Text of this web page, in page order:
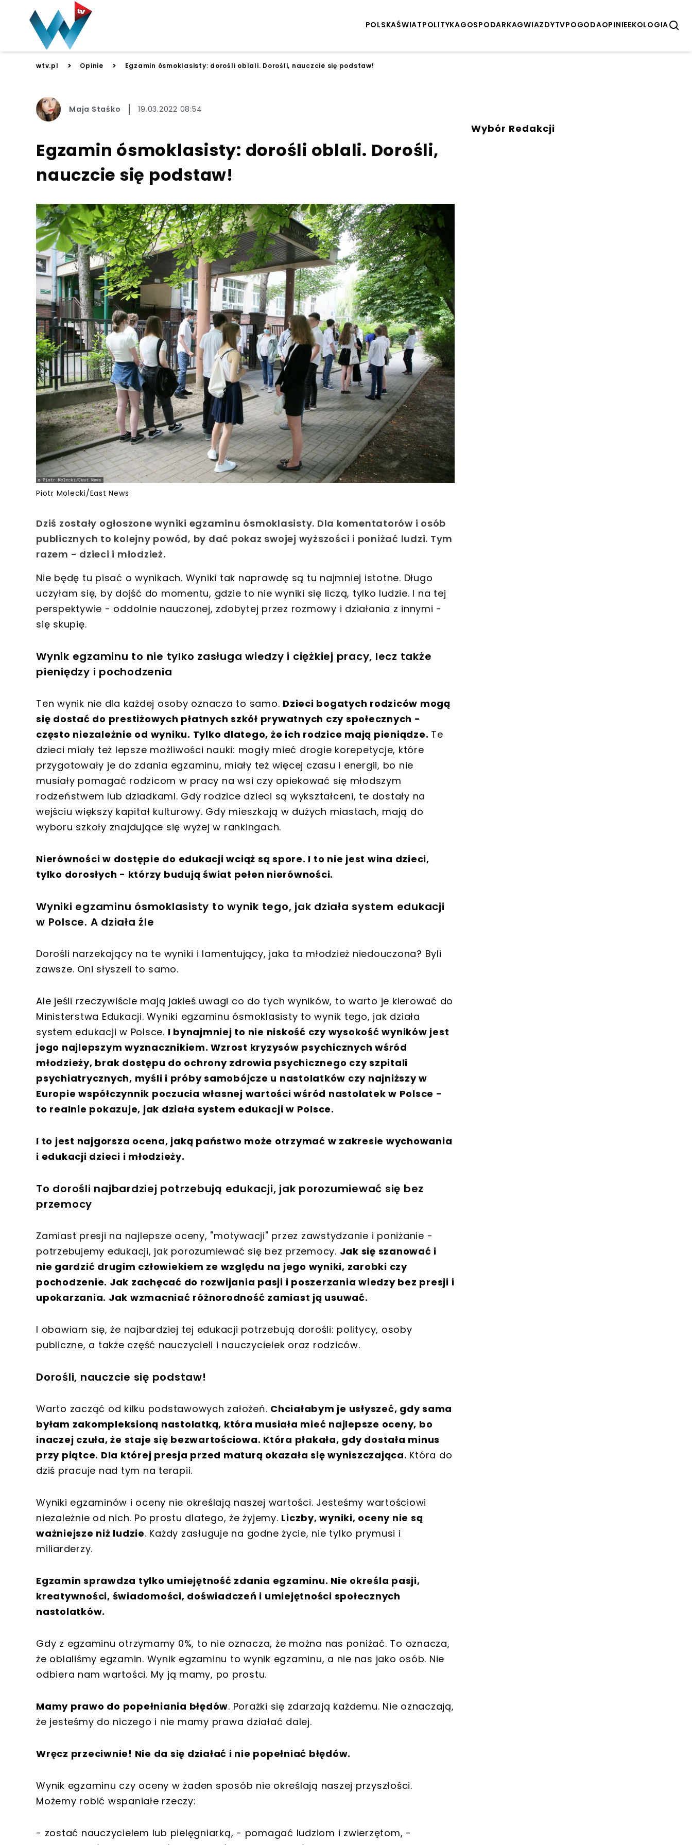
POLSKAŚWIATPOLITYKAGOSPODARKAGWIAZDYTVPOGODAOPINIEEKOLOGIA
wtv.pl > Opinie > Egzamin ósmoklasisty: dorośli oblali. Dorośli, nauczcie się podstaw!
Maja Staśko 19.03.2022 08:54
Egzamin ósmoklasisty: dorośli oblali. Dorośli,
nauczcie się podstaw!
Piotr Molecki/East News
Dziś zostały ogłoszone wyniki egzaminu ósmoklasisty. Dla komentatorów i osób
publicznych to kolejny powód, by dać pokaz swojej wyższości i poniżać ludzi. Tym
razem - dzieci i młodzież.
Nie będę tu pisać o wynikach. Wyniki tak naprawdę są tu najmniej istotne. Długo
uczyłam się, by dojść do momentu, gdzie to nie wyniki się liczą, tylko ludzie. I na tej
perspektywie - oddolnie nauczonej, zdobytej przez rozmowy i działania z innymi -
się skupię.
Wynik egzaminu to nie tylko zasługa wiedzy i ciężkiej pracy, lecz także
pieniędzy i pochodzenia
Ten wynik nie dla każdej osoby oznacza to samo. Dzieci bogatych rodziców mogą
się dostać do prestiżowych płatnych szkół prywatnych czy społecznych -
często niezależnie od wyniku. Tylko dlatego, że ich rodzice mają pieniądze. Te
dzieci miały też lepsze możliwości nauki: mogły mieć drogie korepetycje, które
przygotowały je do zdania egzaminu, miały też więcej czasu i energii, bo nie
musiały pomagać rodzicom w pracy na wsi czy opiekować się młodszym
rodzeństwem lub dziadkami. Gdy rodzice dzieci są wykształceni, te dostały na
wejściu większy kapitał kulturowy. Gdy mieszkają w dużych miastach, mają do
wyboru szkoły znajdujące się wyżej w rankingach.
Nierówności w dostępie do edukacji wciąż są spore. I to nie jest wina dzieci,
tylko dorosłych - którzy budują świat pełen nierówności.
Wyniki egzaminu ósmoklasisty to wynik tego, jak działa system edukacji
w Polsce. A działa źle
Dorośli narzekający na te wyniki i lamentujący, jaka ta młodzież niedouczona? Byli
zawsze. Oni słyszeli to samo.
Ale jeśli rzeczywiście mają jakieś uwagi co do tych wyników, to warto je kierować do
Ministerstwa Edukacji. Wyniki egzaminu ósmoklasisty to wynik tego, jak działa
system edukacji w Polsce. I bynajmniej to nie niskość czy wysokość wyników jest
jego najlepszym wyznacznikiem. Wzrost kryzysów psychicznych wśród
młodzieży, brak dostępu do ochrony zdrowia psychicznego czy szpitali
psychiatrycznych, myśli i próby samobójcze u nastolatków czy najniższy w
Europie współczynnik poczucia własnej wartości wśród nastolatek w Polsce -
to realnie pokazuje, jak działa system edukacji w Polsce.
I to jest najgorsza ocena, jaką państwo może otrzymać w zakresie wychowania
i edukacji dzieci i młodzieży.
To dorośli najbardziej potrzebują edukacji, jak porozumiewać się bez
przemocy
Zamiast presji na najlepsze oceny, "motywacji" przez zawstydzanie i poniżanie -
potrzebujemy edukacji, jak porozumiewać się bez przemocy. Jak się szanować i
nie gardzić drugim człowiekiem ze względu na jego wyniki, zarobki czy
pochodzenie. Jak zachęcać do rozwijania pasji i poszerzania wiedzy bez presji i
upokarzania. Jak wzmacniać różnorodność zamiast ją usuwać.
I obawiam się, że najbardziej tej edukacji potrzebują dorośli: politycy, osoby
publiczne, a także część nauczycieli i nauczycielek oraz rodziców.
Dorośli, nauczcie się podstaw!
Warto zacząć od kilku podstawowych założeń. Chciałabym je usłyszeć, gdy sama
byłam zakompleksioną nastolatką, która musiała mieć najlepsze oceny, bo
inaczej czuła, że staje się bezwartościowa. Która płakała, gdy dostała minus
przy piątce. Dla której presja przed maturą okazała się wyniszczająca. Która do
dziś pracuje nad tym na terapii.
Wyniki egzaminów i oceny nie określają naszej wartości. Jesteśmy wartościowi
niezależnie od nich. Po prostu dlatego, że żyjemy. Liczby, wyniki, oceny nie są
ważniejsze niż ludzie. Każdy zasługuje na godne życie, nie tylko prymusi i
miliarderzy.
Egzamin sprawdza tylko umiejętność zdania egzaminu. Nie określa pasji,
kreatywności, świadomości, doświadczeń i umiejętności społecznych
nastolatków.
Gdy z egzaminu otrzymamy 0%, to nie oznacza, że można nas poniżać. To oznacza,
że oblaliśmy egzamin. Wynik egzaminu to wynik egzaminu, a nie nas jako osób. Nie
odbiera nam wartości. My ją mamy, po prostu.
Mamy prawo do popełniania błędów. Porażki się zdarzają każdemu. Nie oznaczają,
że jesteśmy do niczego i nie mamy prawa działać dalej.
Wręcz przeciwnie! Nie da się działać i nie popełniać błędów.
Wynik egzaminu czy oceny w żaden sposób nie określają naszej przyszłości.
Możemy robić wspaniałe rzeczy:
- zostać nauczycielem lub pielęgniarką, - pomagać ludziom i zwierzętom, -
Wybór Redakcji